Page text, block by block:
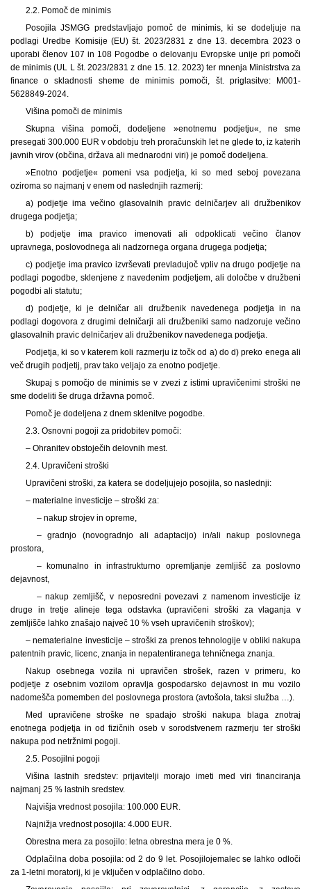
2.2. Pomoč de minimis
Posojila JSMGG predstavljajo pomoč de minimis, ki se dodeljuje na
podlagi Uredbe Komisije (EU) št. 2023/2831 z dne 13. decembra 2023 o
uporabi členov 107 in 108 Pogodbe o delovanju Evropske unije pri pomoči
de minimis (UL L št. 2023/2831 z dne 15. 12. 2023) ter mnenja Ministrstva za
finance o skladnosti sheme de minimis pomoči, št. priglasitve: M001-
5628849-2024.
Višina pomoči de minimis
Skupna višina pomoči, dodeljene »enotnemu podjetju«, ne sme
presegati 300.000 EUR v obdobju treh proračunskih let ne glede to, iz katerih
javnih virov (občina, država ali mednarodni viri) je pomoč dodeljena.
»Enotno podjetje« pomeni vsa podjetja, ki so med seboj povezana
oziroma so najmanj v enem od naslednjih razmerij:
a) podjetje ima večino glasovalnih pravic delničarjev ali družbenikov
drugega podjetja;
b) podjetje ima pravico imenovati ali odpoklicati večino članov
upravnega, poslovodnega ali nadzornega organa drugega podjetja;
c) podjetje ima pravico izvrševati prevladujoč vpliv na drugo podjetje na
podlagi pogodbe, sklenjene z navedenim podjetjem, ali določbe v družbeni
pogodbi ali statutu;
d) podjetje, ki je delničar ali družbenik navedenega podjetja in na
podlagi dogovora z drugimi delničarji ali družbeniki samo nadzoruje večino
glasovalnih pravic delničarjev ali družbenikov navedenega podjetja.
Podjetja, ki so v katerem koli razmerju iz točk od a) do d) preko enega ali
več drugih podjetij, prav tako veljajo za enotno podjetje.
Skupaj s pomočjo de minimis se v zvezi z istimi upravičenimi stroški ne
sme dodeliti še druga državna pomoč.
Pomoč je dodeljena z dnem sklenitve pogodbe.
2.3. Osnovni pogoji za pridobitev pomoči:
– Ohranitev obstoječih delovnih mest.
2.4. Upravičeni stroški
Upravičeni stroški, za katera se dodeljujejo posojila, so naslednji:
– materialne investicije – stroški za:
– nakup strojev in opreme,
– gradnjo (novogradnjo ali adaptacijo) in/ali nakup poslovnega
prostora,
– komunalno in infrastrukturno opremljanje zemljišč za poslovno
dejavnost,
– nakup zemljišč, v neposredni povezavi z namenom investicije iz
druge in tretje alineje tega odstavka (upravičeni stroški za vlaganja v
zemljišče lahko znašajo največ 10 % vseh upravičenih stroškov);
– nematerialne investicije – stroški za prenos tehnologije v obliki nakupa
patentnih pravic, licenc, znanja in nepatentiranega tehničnega znanja.
Nakup osebnega vozila ni upravičen strošek, razen v primeru, ko
podjetje z osebnim vozilom opravlja gospodarsko dejavnost in mu vozilo
nadomešča pomemben del poslovnega prostora (avtošola, taksi služba …).
Med upravičene stroške ne spadajo stroški nakupa blaga znotraj
enotnega podjetja in od fizičnih oseb v sorodstvenem razmerju ter stroški
nakupa pod netržnimi pogoji.
2.5. Posojilni pogoji
Višina lastnih sredstev: prijavitelji morajo imeti med viri financiranja
najmanj 25 % lastnih sredstev.
Najvišja vrednost posojila: 100.000 EUR.
Najnižja vrednost posojila: 4.000 EUR.
Obrestna mera za posojilo: letna obrestna mera je 0 %.
Odplačilna doba posojila: od 2 do 9 let. Posojilojemalec se lahko odloči
za 1-letni moratorij, ki je vključen v odplačilno dobo.